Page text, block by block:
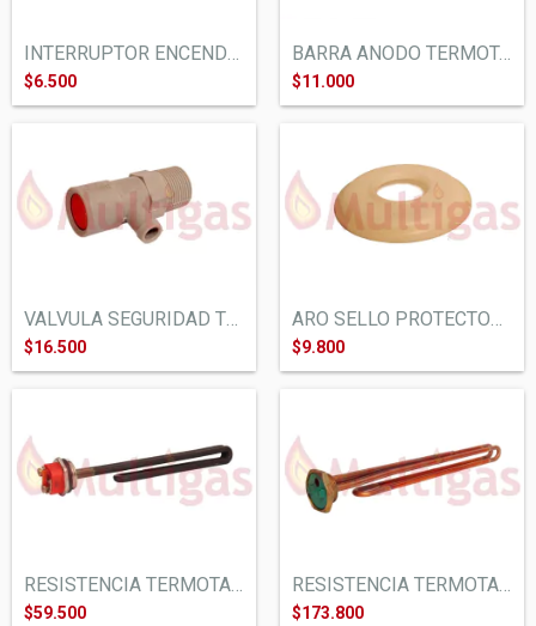
INTERRUPTOR ENCENDIDO TERMOTANQUE ELECTR...
$6.500
BARRA ANODO TERMOTANQUE LONGVIE SEÑORIAL...
$11.000
VALVULA SEGURIDAD TERMOTANQUE ELECTRICO...
$16.500
ARO SELLO PROTECTOR RESISTENCIA TERMOTAN...
$9.800
RESISTENCIA TERMOTANQUE ELECTRICO RHEEM....
$59.500
RESISTENCIA TERMOTANQUE ELECTRICO RHEEM...
$173.800